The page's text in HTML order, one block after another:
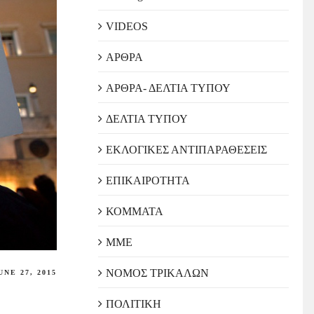
27, 2015
VIDEOS
ΑΡΘΡΑ
ΑΡΘΡΑ- ΔΕΛΤΙΑ ΤΥΠΟΥ
ΔΕΛΤΙΑ ΤΥΠΟΥ
ΕΚΛΟΓΙΚΕΣ ΑΝΤΙΠΑΡΑΘΕΣΕΙΣ
ΕΠΙΚΑΙΡΟΤΗΤΑ
ΚΟΜΜΑΤΑ
ΜΜΕ
ΝΟΜΟΣ ΤΡΙΚΑΛΩΝ
ΠΟΛΙΤΙΚΗ